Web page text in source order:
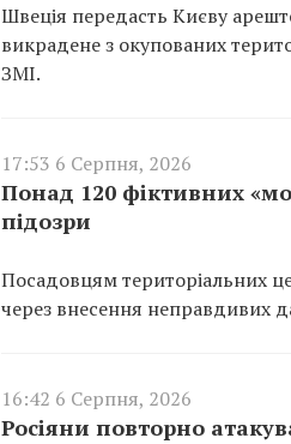
Швеція передасть Києву
викрадене з окупованих
ЗМІ.
17:53 6 Серпня, 2026
Понад 120 фіктивних
підозри
Посадовцям територіальних
через внесення неправдивих
16:42 6 Серпня, 2026
Росіяни повторно